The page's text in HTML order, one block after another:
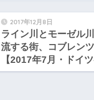
2017年12月8日
ライン川とモーゼル
流する街、コブレン
【2017年7月・ドイ
ンス旅行】4